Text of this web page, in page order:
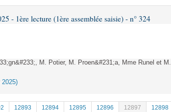
- 1ère lecture (1ère assemblée saisie) - n° 324
M. Potier, M. Proen&#231;a, Mme Runel et M.
2025)
12893 12894 12895 12896 12897
12898